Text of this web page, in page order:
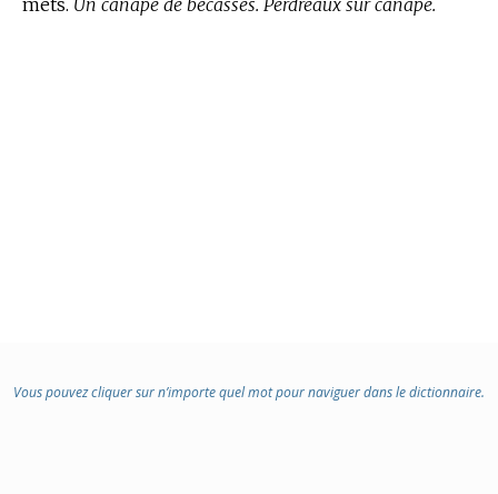
Vous pouvez cliquer sur n’importe quel mot pour naviguer dans le dictionnaire.